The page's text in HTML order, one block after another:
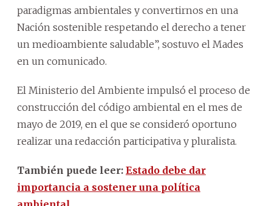
paradigmas ambientales y convertirnos en una
Nación sostenible respetando el derecho a tener
un medioambiente saludable”, sostuvo el Mades
en un comunicado.
El Ministerio del Ambiente impulsó el proceso de
construcción del código ambiental en el mes de
mayo de 2019, en el que se consideró oportuno
realizar una redacción participativa y pluralista.
También puede leer: Estado debe dar
importancia a sostener una política